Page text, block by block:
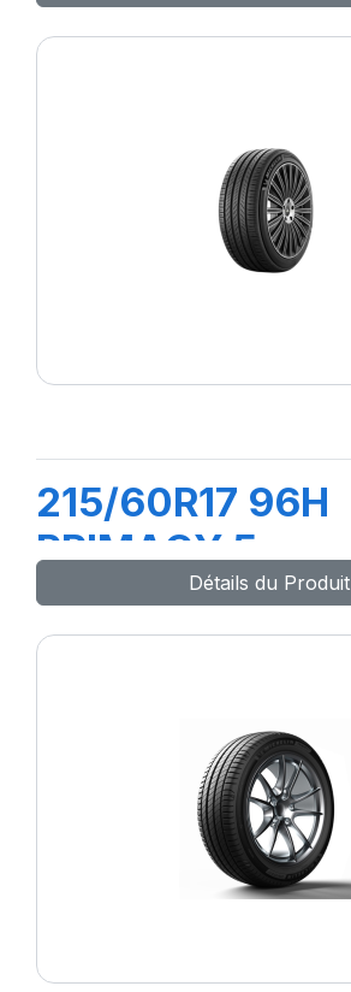
215/60R17 96H
PRIMACY 5
Détails du Produit